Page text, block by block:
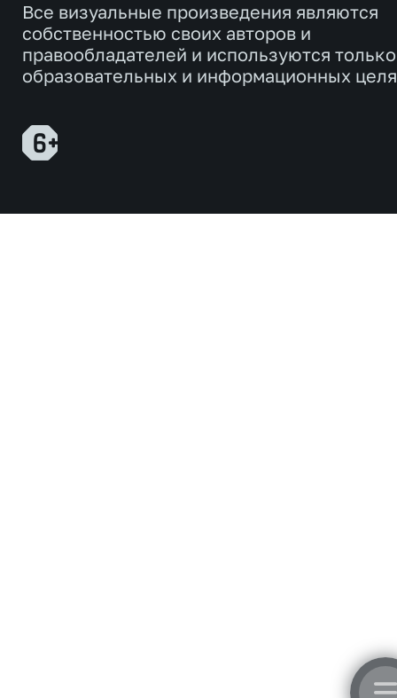
Все визуальные произведения являются
собственностью своих авторов и
правообладателей и используются
образовательных и информационных